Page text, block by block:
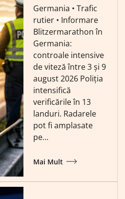
Germania • Trafic
rutier • Informare
Blitzermarathon în
Germania:
controale intensive
de viteză între 3 și 9
august 2026 Poliția
intensifică
verificările în 13
landuri. Radarele
pot fi amplasate
pe…
Mai Mult